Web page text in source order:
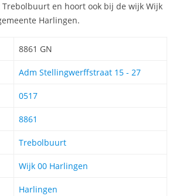
en hoort ook bij de wijk Wijk
Harlingen.
8861 GN
Adm Stellingwerffstraat 15 - 27
0517
8861
Trebolbuurt
Wijk 00 Harlingen
Harlingen